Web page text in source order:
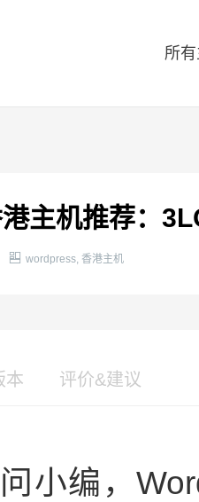
所
主机推荐：
 wordpress, 香港主机
本 评价&建议
小编，